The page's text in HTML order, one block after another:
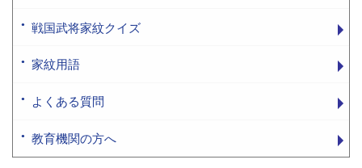
戦国武将家紋クイズ
家紋用語
よくある質問
教育機関の方へ